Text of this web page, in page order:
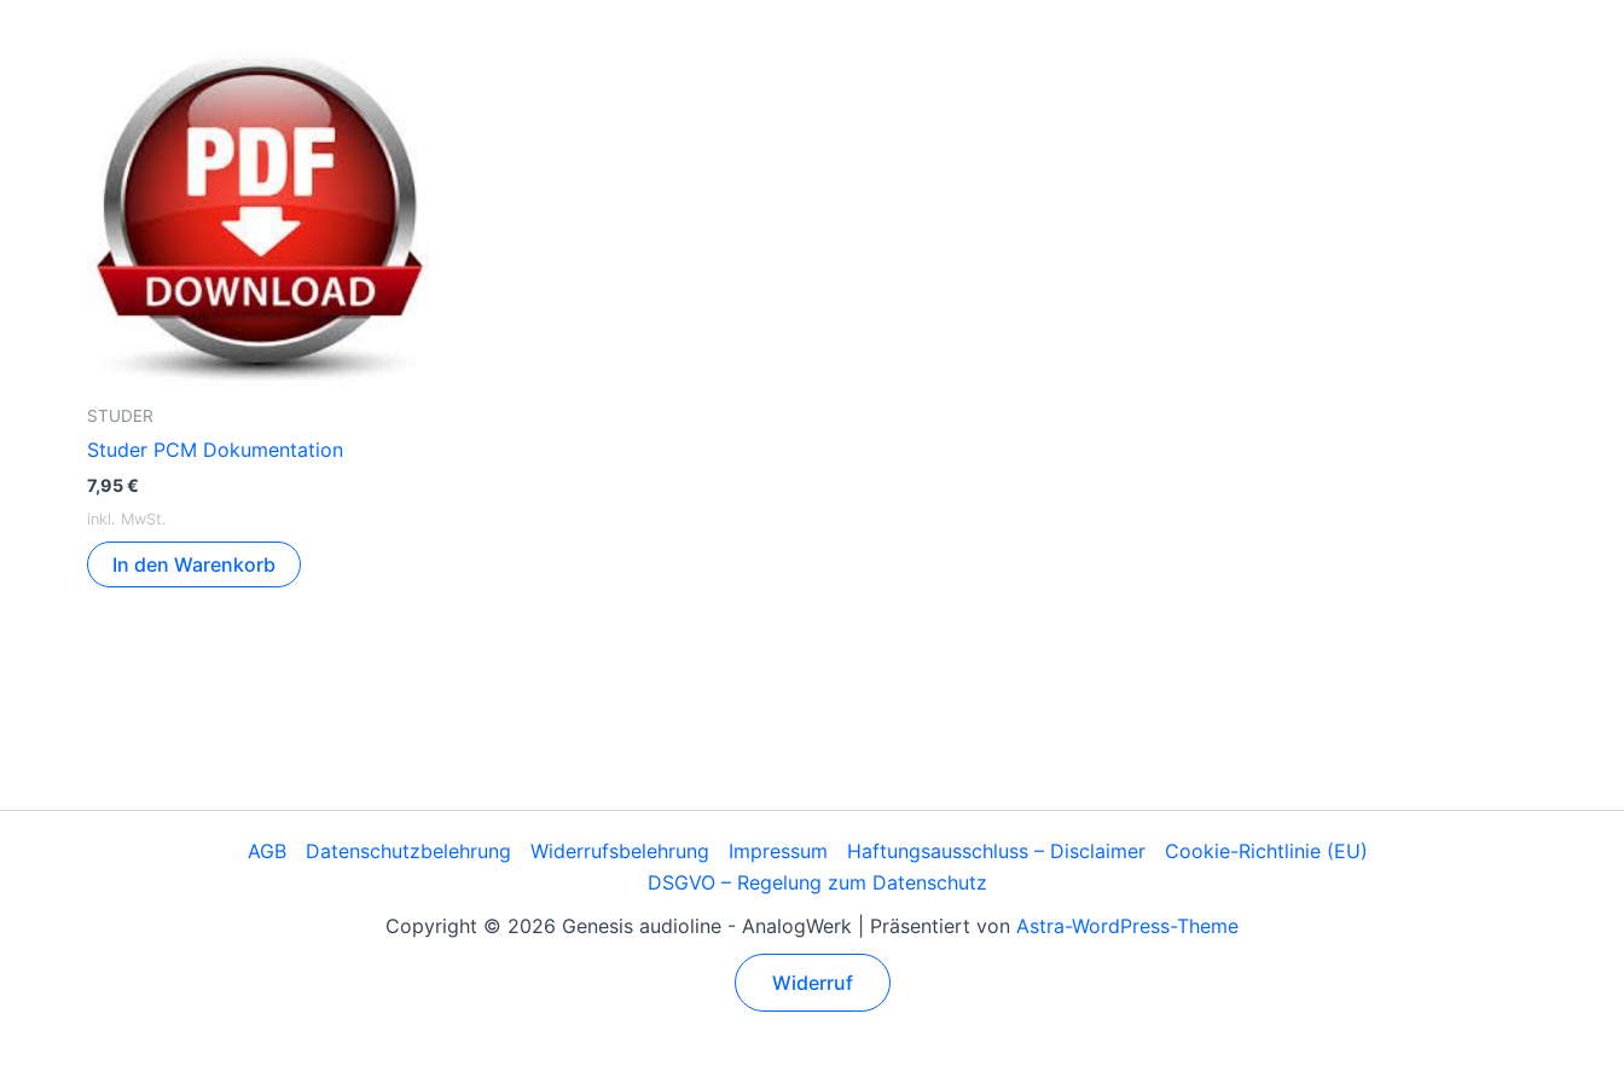
STUDER
Studer PCM Dokumentation
7,95€
inkl. MwSt.
In den Warenkorb
AGB Datenschutzbelehrung Widerrufsbelehrung Impressum Haftungsausschluss – Disclaimer
Cookie-Richtlinie (EU)
DSGVO – Regelung zum Datenschutz
Copyright © 2026 Genesis audioline - AnalogWerk | Präsentiert von Astra-WordPress-Theme
Widerruf